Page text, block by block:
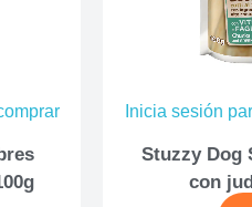
Inicia sesión
Stuzzy Dog
con